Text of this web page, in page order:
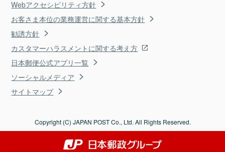
Webアクセシビリティ方針
お客さま本位の業務運営に関する基本方針
勧誘方針
カスタマーハラスメントに関する考え方
日本郵便公式アプリ一覧
ソーシャルメディア
サイトマップ
Copyright (C) JAPAN POST Co., Ltd. All Rights Reserved.